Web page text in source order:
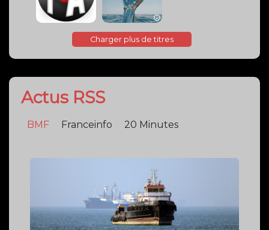
Actus RSS
BMF Franceinfo 20 Minutes